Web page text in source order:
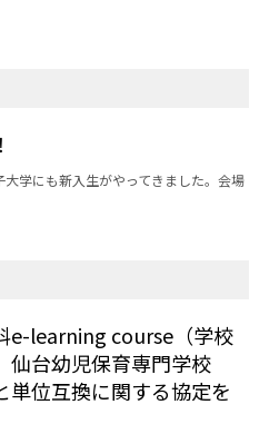
学にも新入生がやってきました。会場
e-learning course（学校
仙台幼児保育専門学校
単位互換に関する協定を